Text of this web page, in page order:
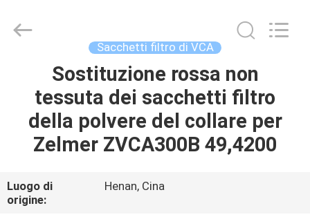
PRODOTTI
NOI
Sacchetti filtro di VCA
Sostituzione rossa non
tessuta dei sacchetti filtro
della polvere del collare per
Zelmer ZVCA300B 49,4200
Luogo di
origine:
Henan, Cina